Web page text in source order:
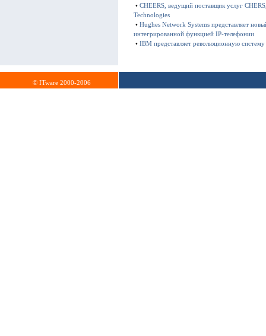
• CHEERS, ведущий поставщик услуг
Technologies
• Hughes Network Systems представляет
интегрированной функцией IP-телефонии
• IBM представляет революционную
© ITware 2000-2006